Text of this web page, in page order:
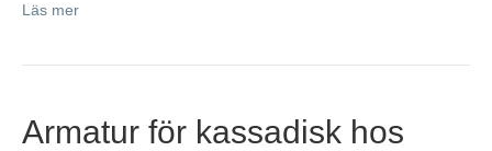
Läs mer
Armatur för kassadisk hos